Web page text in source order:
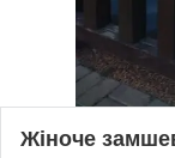
Жіноче